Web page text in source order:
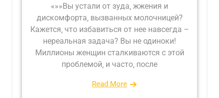
«»»Вы устали от зуда‚ жжения и
дискомфорта‚ вызванных молочницей?
Кажется‚ что избавиться от нее навсегда –
нереальная задача? Вы не одиноки!
Миллионы женщин сталкиваются с этой
проблемой‚ и часто‚ после
Read More